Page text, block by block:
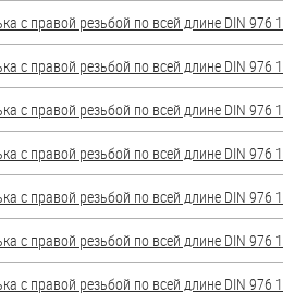
кольца
с правой резьбой по всей длине DIN 976
с правой резьбой по всей длине DIN 976
с правой резьбой по всей длине DIN 976
с правой резьбой по всей длине DIN 976
с правой резьбой по всей длине DIN 976
с правой резьбой по всей длине DIN 976
с правой резьбой по всей длине DIN 976